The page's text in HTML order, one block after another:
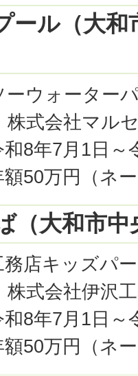
ール（大和
ーウォーター
株式会社マル
8年7月1日～
額50万円（ネ
（大和市中
店キッズパ
株式会社伊沢
8年7月1日～
額50万円（ネ